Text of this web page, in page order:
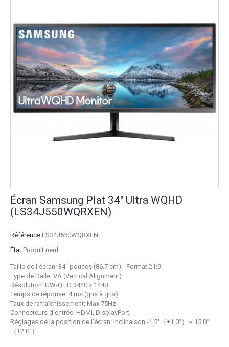
Écran Samsung Plat 34" Ultra WQHD
(LS34J550WQRXEN)
Référence LS34J550WQRXEN
État Produit neuf
Taille de l'écran: 34" pouces (86.7 cm) - Format 21:9
Type de Dalle: VA (Vertical Alignment)
Résolution: UW-QHD 3440 x 1440
Temps de réponse: 4 ms (gris à gris)
Taux de rafraîchissement: Max 75Hz
Connecteurs d'entrée: HDMI, DisplayPort
Réglages de la position de l'écran: Inclinaison -1.5°（±1.0°）~ 15.0°
（±2.0°）